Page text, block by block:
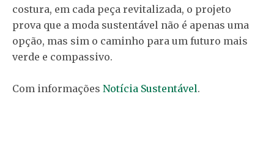
costura, em cada peça revitalizada, o projeto
prova que a moda sustentável não é apenas uma
opção, mas sim o caminho para um futuro mais
verde e compassivo.
Com informações Notícia Sustentável.